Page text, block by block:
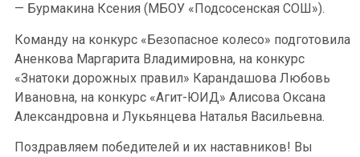
— Бурмакина Ксения (МБОУ «Подсосенская СОШ»).
Команду на конкурс «Безопасное колесо» подготовила
Аненкова Маргарита Владимировна, на конкурс
«Знатоки дорожных правил» Карандашова Любовь
Ивановна, на конкурс «Агит-ЮИД» Алисова Оксана
Александровна и Лукьянцева Наталья Васильевна.
Поздравляем победителей и их наставников! Вы